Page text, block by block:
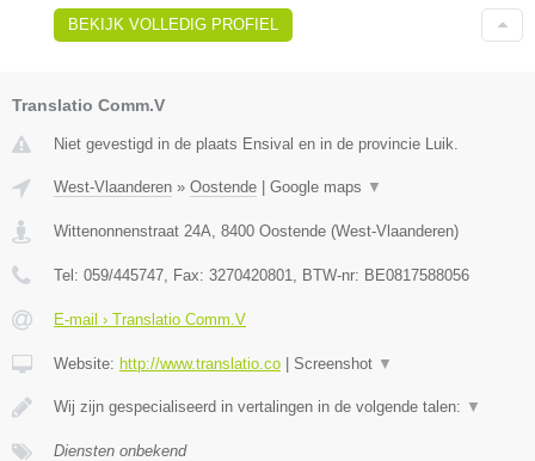
BEKIJK VOLLEDIG PROFIEL
Translatio Comm.V
Niet gevestigd in de plaats Ensival en in de provincie Luik.
West-Vlaanderen » Oostende | Google maps ▼
Wittenonnenstraat 24A 8400 Oostende (West-Vlaanderen)
Tel: 059/445747 , Fax: 3270420801 , BTW-nr: BE0817588056
E-mail › Translatio Comm.V
Website: http://www.translatio.co | Screenshot ▼
Wij zijn gespecialiseerd in vertalingen in de volgende talen: ▼
Diensten onbekend